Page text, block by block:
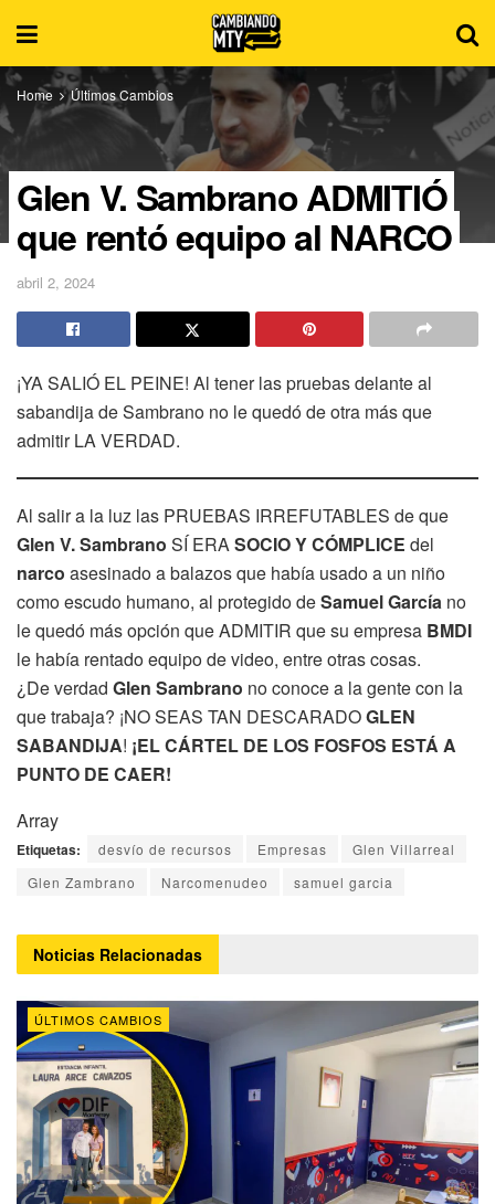
Home Últimos Cambios
Glen V. Sambrano ADMITIÓ
que rentó equipo al NARCO
abril 2, 2024
¡YA SALIÓ EL PEINE! Al tener las pruebas delante al
sabandija de Sambrano no le quedó de otra más que
admitir LA VERDAD.
Al salir a la luz las PRUEBAS IRREFUTABLES de que
Glen V. Sambrano SÍ ERASOCIO Y CÓMPLICE del
narco asesinado a balazos que había usado a un niño
como escudo humano, al protegido deSamuel García no
le quedó más opción que ADMITIR que su empresa BMDI
le había rentado equipo de video, entre otras cosas.
¿De verdad Glen Sambrano no conoce a la gente con la
que trabaja? ¡NO SEAS TAN DESCARADOGLEN
SABANDIJA! ¡EL CÁRTEL DE LOS FOSFOS ESTÁ A
PUNTO DE CAER!
Array
Etiquetas: desvío de recursos Empresas
Glen Villarreal
Glen Zambrano
Narcomenudeo samuel garcia
Noticias Relacionadas
ÚLTIMOS CAMBIOS